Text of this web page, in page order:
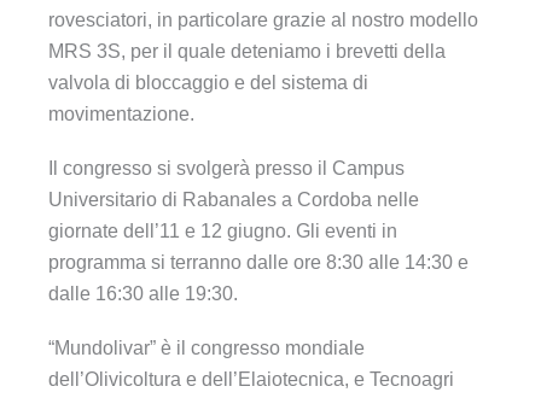
rovesciatori, in particolare grazie al nostro modello
MRS 3S, per il quale deteniamo i brevetti della
valvola di bloccaggio e del sistema di
movimentazione.
Il congresso si svolgerà presso il Campus
Universitario di Rabanales a Cordoba nelle
giornate dell’11 e 12 giugno. Gli eventi in
programma si terranno dalle ore 8:30 alle 14:30 e
dalle 16:30 alle 19:30.
“Mundolivar” è il congresso mondiale
dell’Olivicoltura e dell’Elaiotecnica, e Tecnoagri